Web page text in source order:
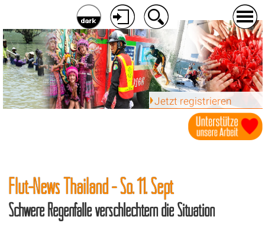
Jetzt registrieren
Flut-News Thailand - So. 11. Sept
Schwere Regenfälle verschlechtern die Situation